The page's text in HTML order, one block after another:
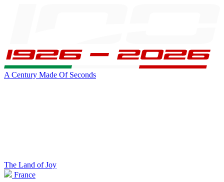
A Century Made Of Seconds
The Land of Joy
France